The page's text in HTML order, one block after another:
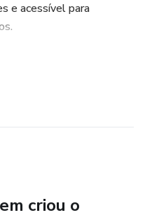
e acessível para
como escolher o
criou o